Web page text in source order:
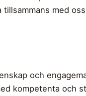
med
och
kompetenta och